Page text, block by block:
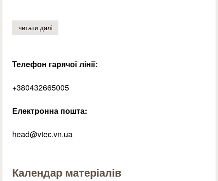
читати далі
Телефон гарячої лінії:
+380432665005
Електронна пошта:
head@vtec.vn.ua
Календар матеріалів